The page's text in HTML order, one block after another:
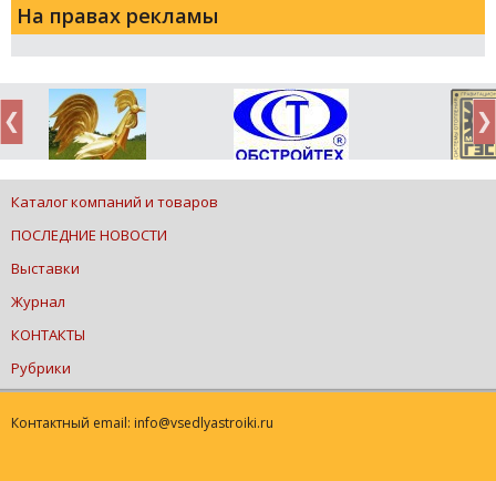
На правах рекламы
Каталог компаний и товаров
ПОСЛЕДНИЕ НОВОСТИ
Выставки
Журнал
КОНТАКТЫ
Рубрики
Контактный email: info@vsedlyastroiki.ru